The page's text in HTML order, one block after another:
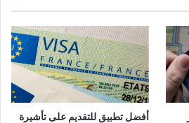
أفضل تطبيق للتقديم على تأشيرة